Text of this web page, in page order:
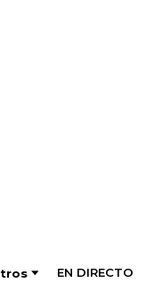
EN DIRECTO